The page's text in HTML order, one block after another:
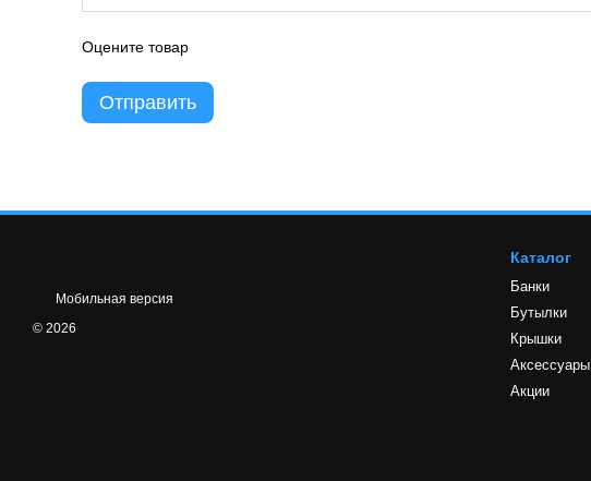
Оцените товар
Отправить
Мобильная версия
© 2026
Каталог
Банки
Бутылки
Крышки
Аксессуары
Акции